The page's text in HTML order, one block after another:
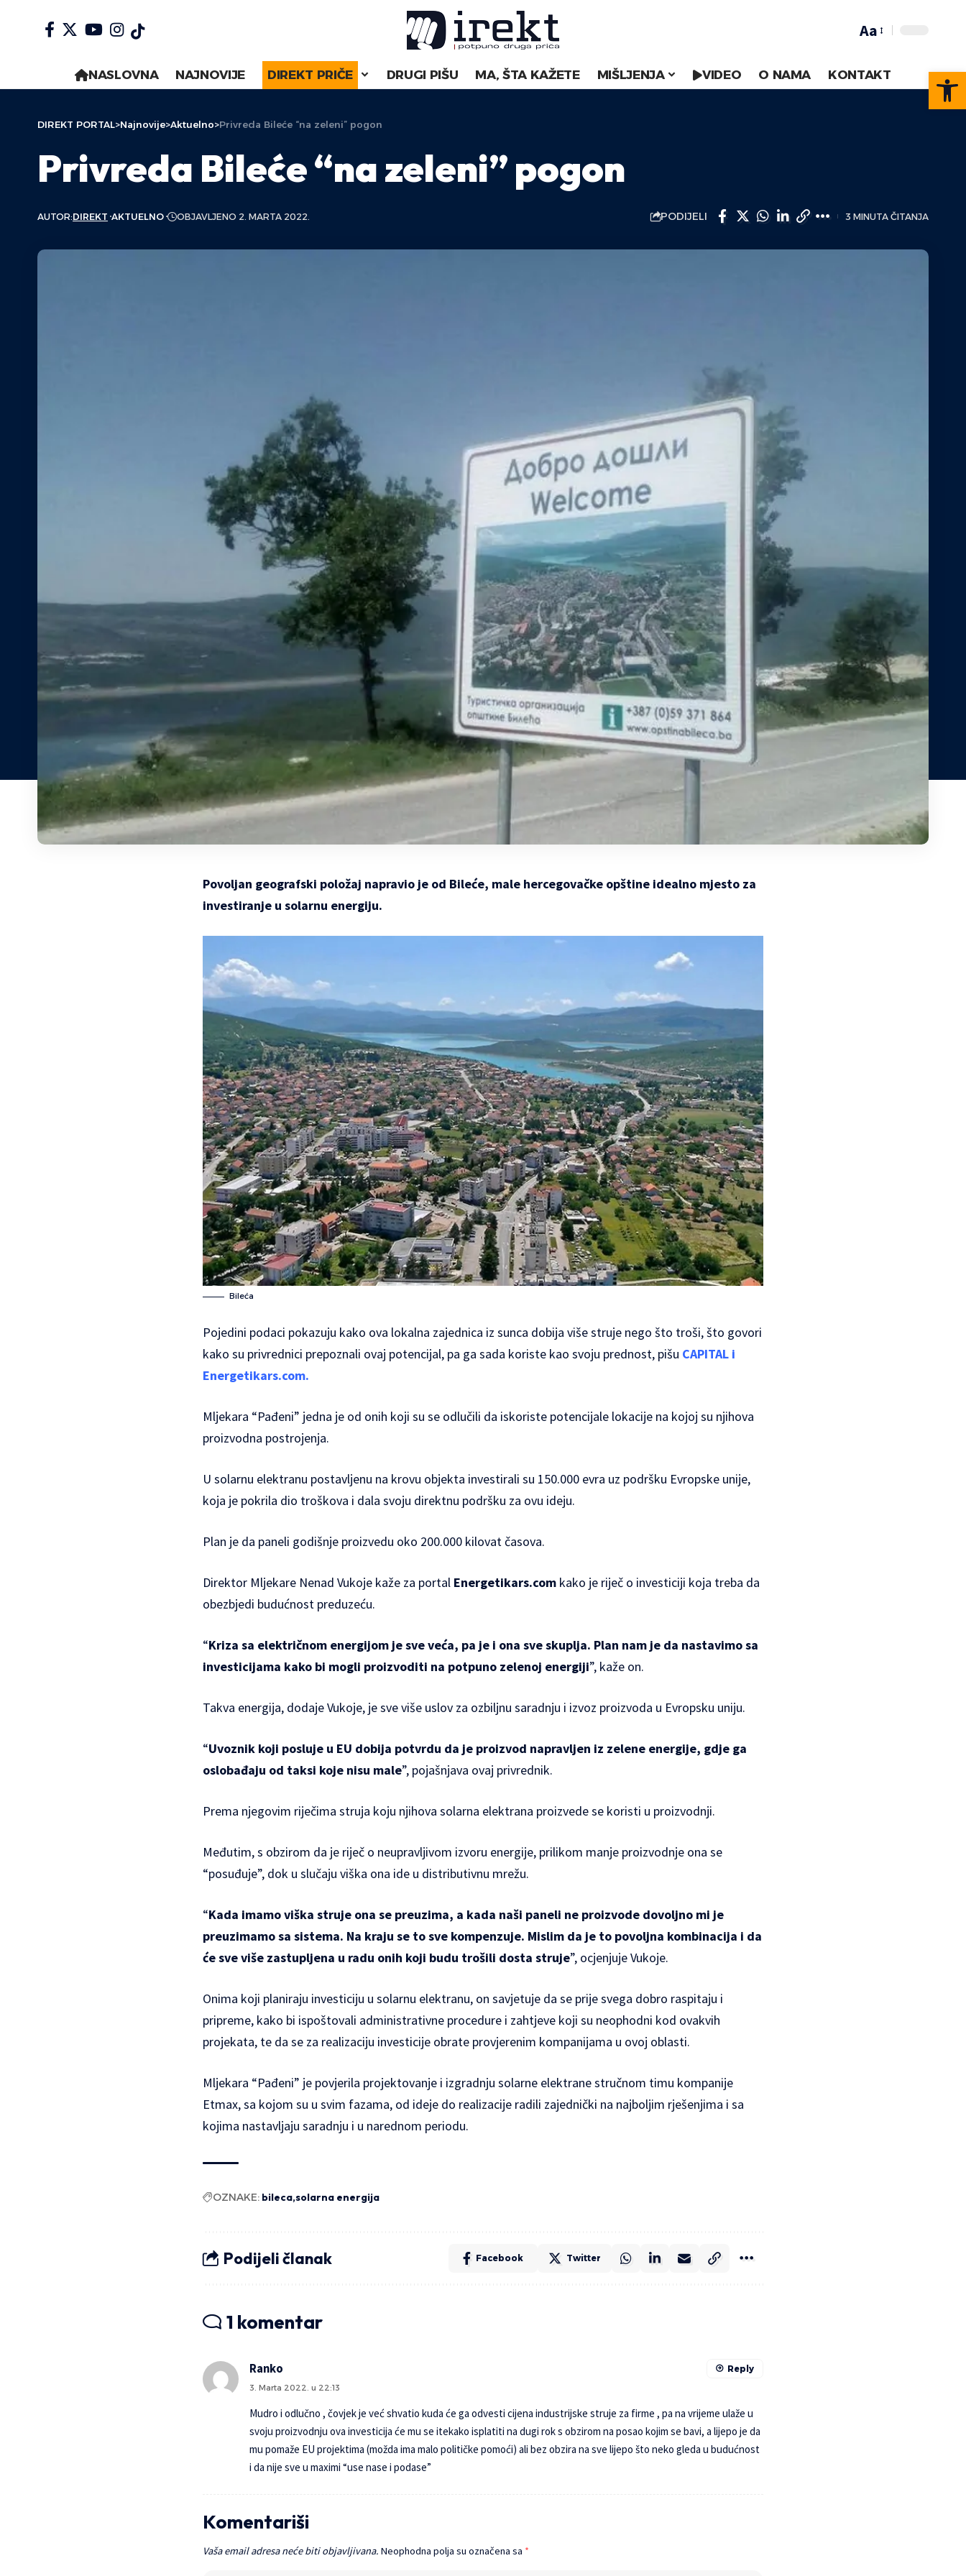
Aa
NASLOVNA NAJNOVIJE DIREKT PRIČE DRUGI PIŠU MA, ŠTA KAŽETE MIŠLJENJA VIDEO O NAMA KONTAKT
DIREKT PORTAL>Najnovije>Aktuelno>Privreda Bileće “na zeleni” pogon
Privreda Bileće “na zeleni” pogon
AUTOR:DIREKT AKTUELNO OBJAVLJENO 2. MARTA 2022. PODIJELI 3 MINUTA ČITANJA
Povoljan geografski položaj napravio je od Bileće, male hercegovačke opštine idealno mjesto za
investiranje u solarnu energiju.
Bileća
Pojedini podaci pokazuju kako ova lokalna zajednica iz sunca dobija više struje nego što troši, što govori
kako su privrednici prepoznali ovaj potencijal, pa ga sada koriste kao svoju prednost, pišu CAPITAL i
Energetikars.com.
Mljekara “Pađeni” jedna je od onih koji su se odlučili da iskoriste potencijale lokacije na kojoj su njihova
proizvodna postrojenja.
U solarnu elektranu postavljenu na krovu objekta investirali su 150.000 evra uz podršku Evropske unije,
koja je pokrila dio troškova i dala svoju direktnu podršku za ovu ideju.
Plan je da paneli godišnje proizvedu oko 200.000 kilovat časova.
Direktor Mljekare Nenad Vukoje kaže za portal Energetikars.com kako je riječ o investiciji koja treba da
obezbjedi budućnost preduzeću.
“Kriza sa električnom energijom je sve veća, pa je i ona sve skuplja. Plan nam je da nastavimo sa
investicijama kako bi mogli proizvoditi na potpuno zelenoj energiji”, kaže on.
Takva energija, dodaje Vukoje, je sve više uslov za ozbiljnu saradnju i izvoz proizvoda u Evropsku uniju.
“Uvoznik koji posluje u EU dobija potvrdu da je proizvod napravljen iz zelene energije, gdje ga
oslobađaju od taksi koje nisu male”, pojašnjava ovaj privrednik.
Prema njegovim riječima struja koju njihova solarna elektrana proizvede se koristi u proizvodnji.
Međutim, s obzirom da je riječ o neupravljivom izvoru energije, prilikom manje proizvodnje ona se
“posuđuje”, dok u slučaju viška ona ide u distributivnu mrežu.
“Kada imamo viška struje ona se preuzima, a kada naši paneli ne proizvode dovoljno mi je
preuzimamo sa sistema. Na kraju se to sve kompenzuje. Mislim da je to povoljna kombinacija i da
će sve više zastupljena u radu onih koji budu trošili dosta struje”, ocjenjuje Vukoje.
Onima koji planiraju investiciju u solarnu elektranu, on savjetuje da se prije svega dobro raspitaju i
pripreme, kako bi ispoštovali administrativne procedure i zahtjeve koji su neophodni kod ovakvih
projekata, te da se za realizaciju investicije obrate provjerenim kompanijama u ovoj oblasti.
Mljekara “Pađeni” je povjerila projektovanje i izgradnju solarne elektrane stručnom timu kompanije
Etmax, sa kojom su u svim fazama, od ideje do realizacije radili zajednički na najboljim rješenjima i sa
kojima nastavljaju saradnju i u narednom periodu.
OZNAKE: bileca solarna energija
Podijeli članak Facebook Twitter
1 komentar
Ranko
3. Marta 2022. u 22:13
Mudro i odlučno , čovjek je već shvatio kuda će ga odvesti cijena industrijske struje za firme , pa na vrijeme ulaže u
svoju proizvodnju ova investicija će mu se itekako isplatiti na dugi rok s obzirom na posao kojim se bavi, a lijepo je da
mu pomaže EU projektima (možda ima malo političke pomoći) ali bez obzira na sve lijepo što neko gleda u budućnost
i da nije sve u maximi “use nase i podase”
Reply
Komentariši
Vaša email adresa neće biti objavljivana. Neophodna polja su označena sa *